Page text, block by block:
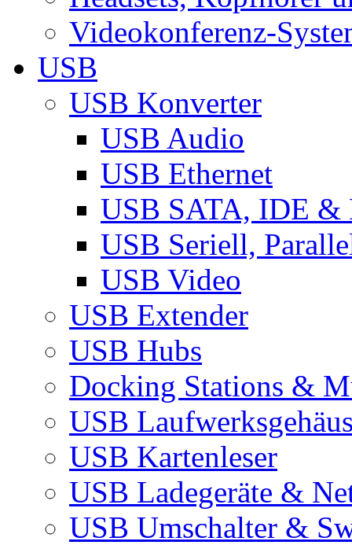
Videokonferenz-
USB
USB Konverter
USB Audio
USB Ethernet
USB SATA, IDE &
USB Seriell,
USB Video
USB Extender
USB Hubs
Docking Stations &
USB
USB Kartenleser
USB Ladegeräte &
USB Umschalter &